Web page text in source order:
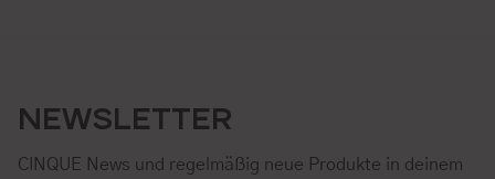
NEWSLETTER
CINQUE News und regelmäßig neue Produkte in deinem